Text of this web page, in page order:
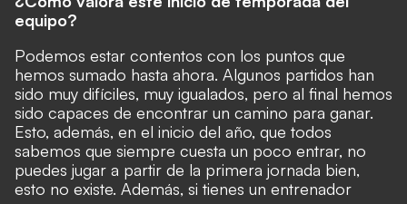
equipo?
Podemos estar contentos con los puntos que
hemos sumado hasta ahora. Algunos partidos han
sido muy difíciles, muy igualados, pero al final hemos
sido capaces de encontrar un camino para ganar.
Esto, además, en el inicio del año, que todos
sabemos que siempre cuesta un poco entrar, no
puedes jugar a partir de la primera jornada bien,
esto no existe. Además, si tienes un entrenador